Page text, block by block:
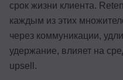
срок жизни клиента.
каждым из этих
через коммуникации,
удержание, влияет на
upsell.